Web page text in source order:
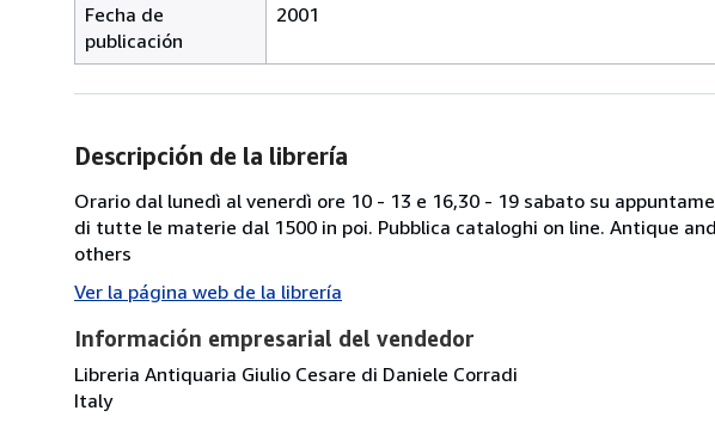
Fecha de
publicación
2001
Descripción de la librería
Orario dal lunedì al venerdì ore 10 - 13 e 16,30 - 19 sabato su
di tutte le materie dal 1500 in poi. Pubblica cataloghi on line. Antique
others
Ver la página web de la librería
Información empresarial del vendedor
Libreria Antiquaria Giulio Cesare di Daniele Corradi
Italy